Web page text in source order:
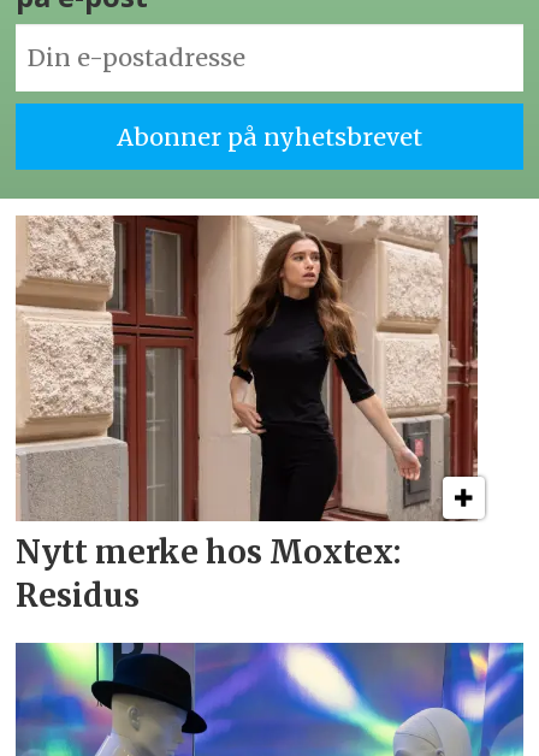
Nytt merke hos Moxtex:
Residus